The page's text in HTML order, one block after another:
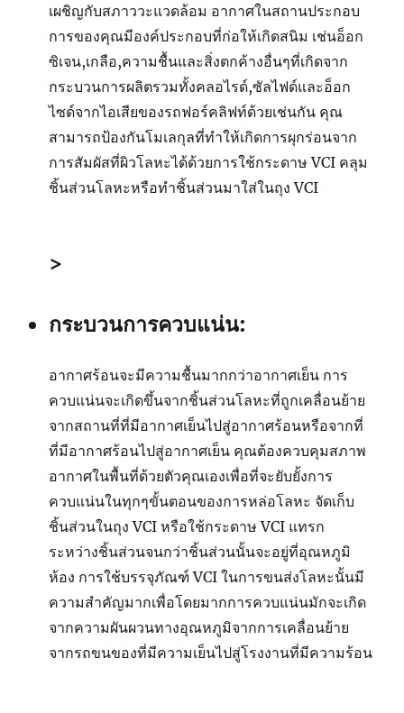
เผชิญกับสภาววะแวดล้อม อากาศในสถานประกอบ
การของคุณมีองค์ประกอบที่ก่อให้เกิดสนิม เช่นอ็อก
ซิเจน,เกลือ,ความชื้นและสิ่งตกค้างอื่นๆที่เกิดจาก
กระบวนการผลิตรวมทั้งคลอไรด์,ซัลไฟด์และอ็อก
ไซด์จากไอเสียของรถฟอร์คลิฟท์ด้วยเช่นกัน คุณ
สามารถป้องกันโมเลกุลที่ทำให้เกิดการผุกร่อนจาก
การสัมผัสที่ผิวโลหะได้ด้วยการใช้กระดาษ VCI คลุม
ชิ้นส่วนโลหะหรือทำชิ้นส่วนมาใส่ในถุง VCI
>
กระบวนการควบแน่น:
อากาศร้อนจะมีความชื้นมากกว่าอากาศเย็น การ
ควบแน่นจะเกิดขึ้นจากชิ้นส่วนโลหะที่ถูกเคลื่อนย้าย
จากสถานที่ที่มีอากาศเย็นไปสู่อากาศร้อนหรือจากที่
ที่มีอากาศร้อนไปสู่อากาศเย็น คุณต้องควบคุมสภาพ
อากาศในพื้นที่ด้วยตัวคุณเองเพื่อที่จะยับยั้งการ
ควบแน่นในทุกๆขั้นตอนของการหล่อโลหะ จัดเก็บ
ชิ้นส่วนในถุง VCI หรือใช้กระดาษ VCI แทรก
ระหว่างชิ้นส่วนจนกว่าชิ้นส่วนนั้นจะอยู่ที่อุณหภูมิ
ห้อง การใช้บรรจุภัณฑ์ VCI ในการขนส่งโลหะนั้นมี
ความสำคัญมากเพื่อโดยมากการควบแน่นมักจะเกิด
จากความผันผวนทางอุณหภูมิจากการเคลื่อนย้าย
จากรถขนของที่มีความเย็นไปสู่โรงงานที่มีความร้อน